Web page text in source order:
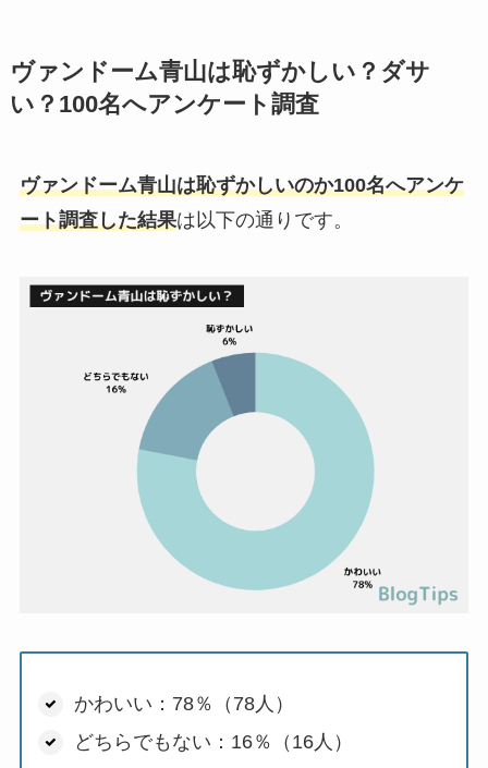
ヴァンドーム青山は恥ずかしい？ダサ
い？100名へアンケート調査
ヴァンドーム青山は恥ずかしいのか100名へアンケ
ート調査した結果は以下の通りです。
かわいい：78％（78人）
どちらでもない：16％（16人）